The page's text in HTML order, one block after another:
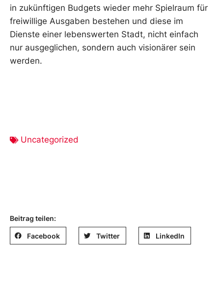
in zukünftigen Budgets wieder mehr Spielraum für
freiwillige Ausgaben bestehen und diese im
Dienste einer lebenswerten Stadt, nicht einfach
nur ausgeglichen, sondern auch visionärer sein
werden.
Uncategorized
Beitrag teilen:
Facebook Twitter LinkedIn